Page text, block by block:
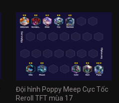
Đội hình Poppy Meep Cực Tốc
Reroll TFT mùa 17